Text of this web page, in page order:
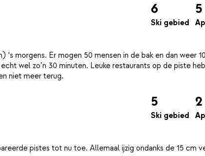
6
Ski gebied
5
morgens. Er mogen 50 mensen in de bak en dan weer
wel zo’n 30 minuten. Leuke restaurants op de piste
5
Ski gebied
2
pistes tot nu toe. Allemaal ijzig ondanks de 15 cm